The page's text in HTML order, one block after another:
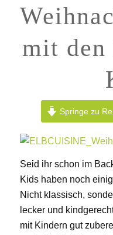
mit
Springe zu
Seid ihr schon im
Kids haben noch
Nicht klassisch,
lecker und
mit Kindern gut